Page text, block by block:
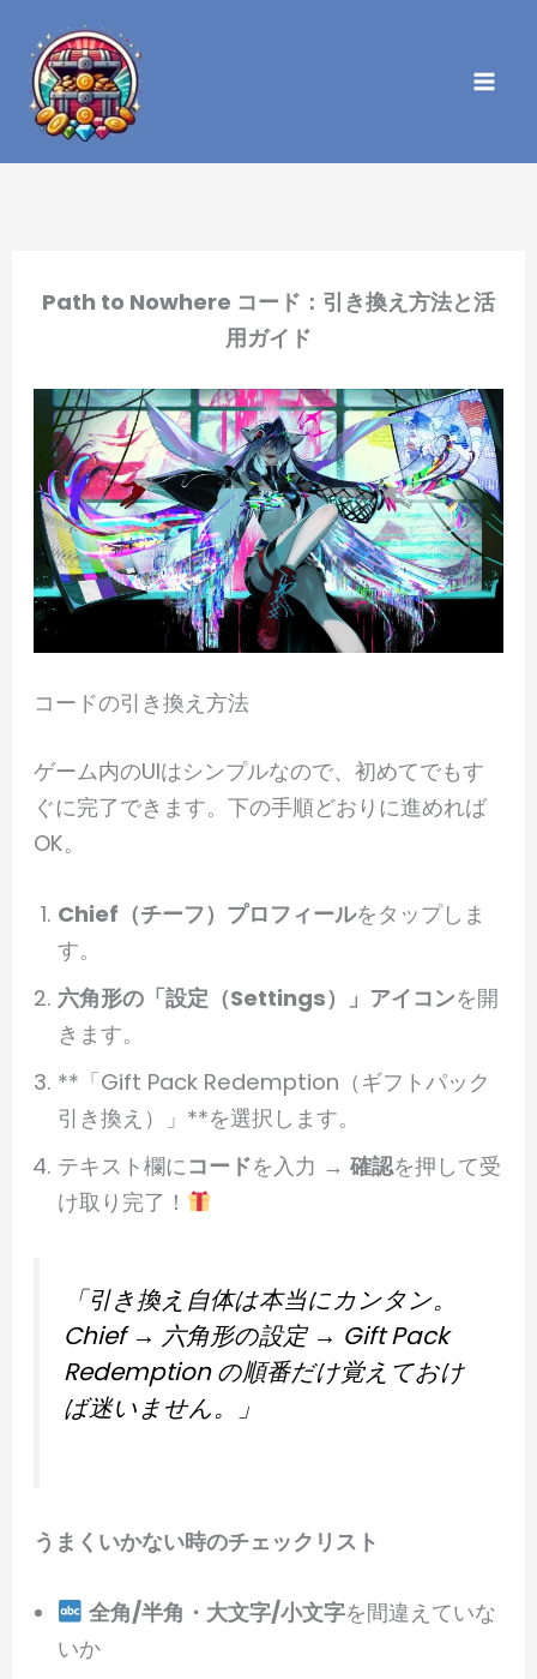
キ
Path to Nowhere コード：引き換え方法と活
用ガイド
コードの引き換え方法
ゲーム内のUIはシンプルなので、初めてでもす
ぐに完了できます。下の手順どおりに進めれば
OK。
Chief（チーフ）プロフィールをタップしま
す。
六角形の「設定（Settings）」アイコンを開
きます。
**「Gift Pack Redemption（ギフトパック
引き換え）」**を選択します。
テキスト欄にコードを入力 →確認を押して受
け取り完了！
「引き換え自体は本当にカンタン。
Chief → 六角形の設定 → Gift Pack
Redemptionの順番だけ覚えておけ
ば迷いません。」
うまくいかない時のチェックリスト
全角/半角・大文字/小文字を間違えていな
いか